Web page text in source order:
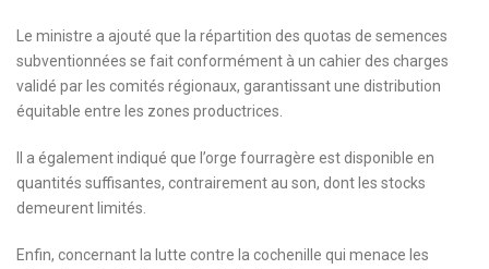
Le ministre a ajouté que la répartition des quotas de semences
subventionnées se fait conformément à un cahier des charges
validé par les comités régionaux, garantissant une distribution
équitable entre les zones productrices.
Il a également indiqué que l’orge fourragère est disponible en
quantités suffisantes, contrairement au son, dont les stocks
demeurent limités.
Enfin, concernant la lutte contre la cochenille qui menace les